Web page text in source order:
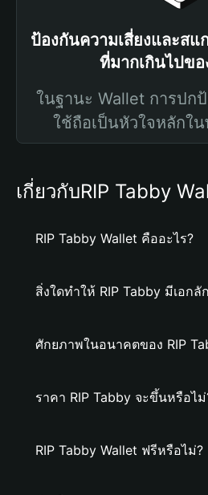
ป้องกันความเสี่ยงและส
ที่มากเกินไปขอ
ในฐานะ Wallet การปก
ใช้ถือเป็นหัวใจหลักใ
เกี่ยวกับRIP Tabby
RIP Tabby Wallet คืออะไร?
สิ่งใดทำให้ RIP Tabby มีเอก
ศักยภาพในอนาคตของ RIP
ราคา RIP Tabby จะขึ้นหรือไม่
RIP Tabby Wallet ฟรีหรือไม่?